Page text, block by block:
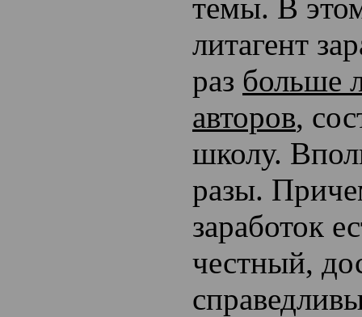
темы. В
литагент
раз больше
авторов,
школу.
разы.
заработок
честный,